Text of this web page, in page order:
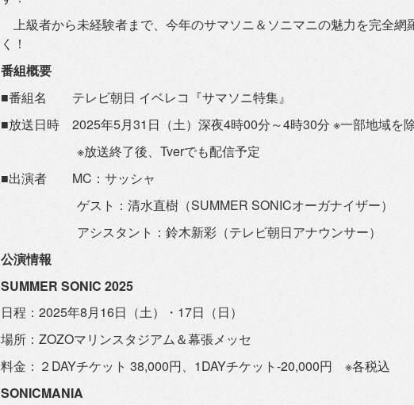
上級者から未経験者まで、今年のサマソニ＆ ソニマニの魅力を完全網
く！
番組概要
■番組名 テレビ朝日 イベレコ『サマソニ特集』
■放送日時 2025年5月31日（土）深夜4時00分～4時30分 ※一部地域を
※放送終了後、Tverでも配信予定
■出演者 MC：サッシャ
ゲスト：清水直樹（SUMMER SONICオーガナイザー）
アシスタント：鈴木新彩（テレビ朝日アナウンサー）
公演情報
SUMMER SONIC 2025
日程：2025年8月16日（土）・17日（日）
場所：ZOZOマリンスタジアム＆幕張メッセ
料金：２DAYチケット 38,000円、1DAYチケット-20,000円 ※各税込
SONICMANIA